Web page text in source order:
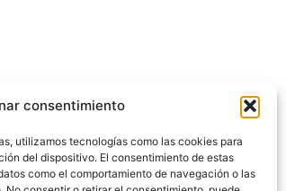
consentimiento
utilizamos tecnologías como las cookies para
del dispositivo. El consentimiento de estas
como el comportamiento de navegación o las